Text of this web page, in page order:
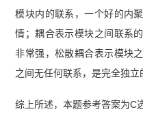
模块内的联系，一个好的内
情；耦合表示模块之间联系
非常强，松散耦合表示模块
之间无任何联系，是完全独立
综上所述，本题参考答案为C